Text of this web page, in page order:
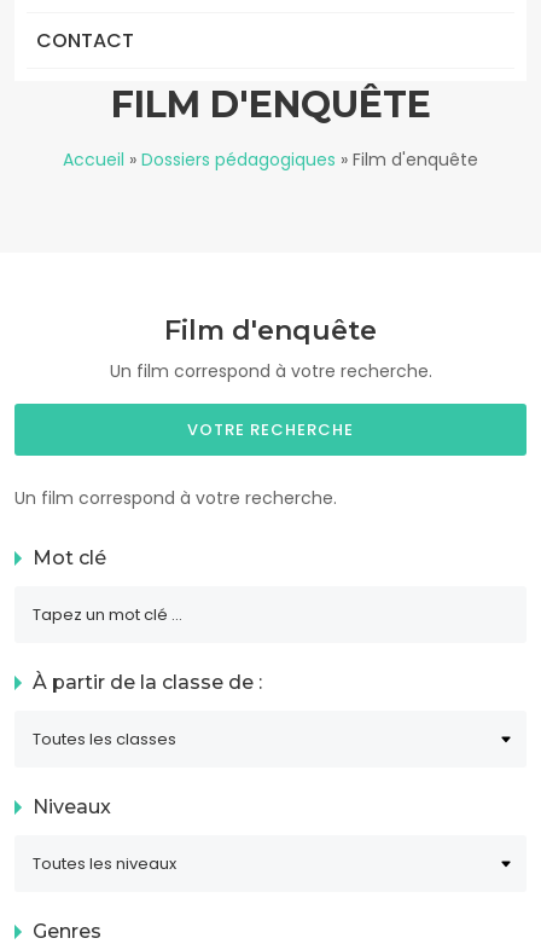
CONTACT
FILM D'ENQUÊTE
Accueil » Dossiers pédagogiques » Film d'enquête
Film d'enquête
Un film correspond à votre recherche.
VOTRE RECHERCHE
Un film correspond à votre recherche.
Mot clé
À partir de la classe de :
Niveaux
Genres